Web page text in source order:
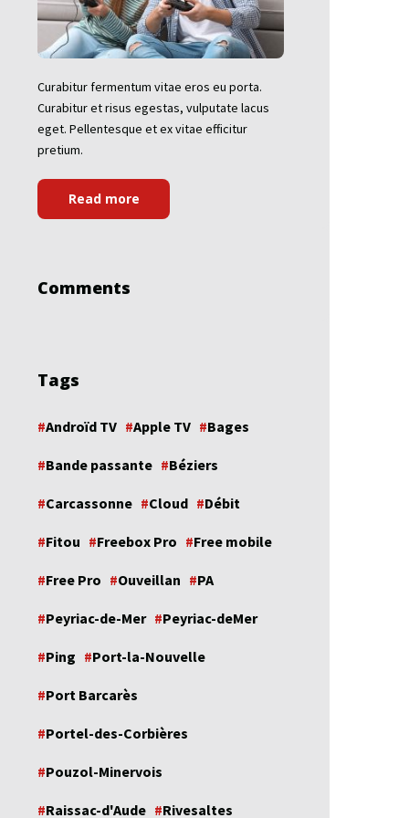
Curabitur fermentum vitae eros eu porta.
Curabitur et risus egestas, vulputate lacus
eget. Pellentesque et ex vitae efficitur
pretium.
Read more
Comments
Tags
Androïd TV Apple TV Bages
Bande passante Béziers
Carcassonne Cloud Débit
Fitou Freebox Pro Free mobile
Free Pro Ouveillan PA
Peyriac-de-Mer Peyriac-deMer
Ping Port-la-Nouvelle
Port Barcarès
Portel-des-Corbières
Pouzol-Minervois
Raissac-d'Aude Rivesaltes